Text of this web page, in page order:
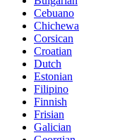
Cebuano
Chichewa
Corsican
Croatian
Dutch
Estonian
Filipino
Finnish
Frisian
Galician